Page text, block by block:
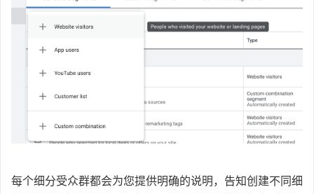
每个细分受众群都会为您提供明确的说明，告知创建不同细